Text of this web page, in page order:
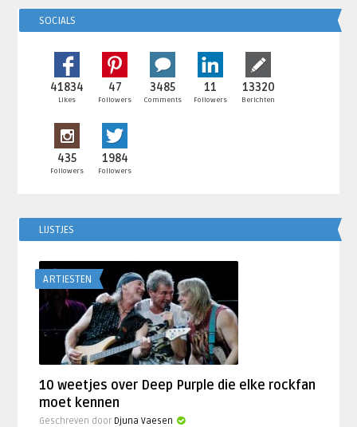
SOCIALS
41834
Likes
47
Followers
3485
Comments
11
Followers
13320
Berichten
435
Followers
1984
Followers
LIJSTJES
ARTIESTEN
10 weetjes over Deep Purple die elke rockfan
moet kennen
Geschreven door Djuna Vaesen